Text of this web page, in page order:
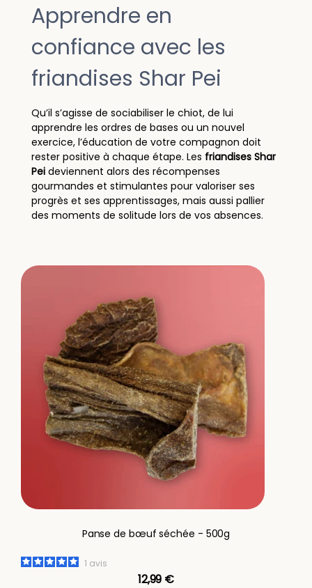
Apprendre en
confiance avec les
friandises Shar Pei
Qu’il s’agisse de sociabiliser le chiot, de lui
apprendre les ordres de bases ou un nouvel
exercice, l’éducation de votre compagnon doit
rester positive à chaque étape. Les friandises Shar
Pei deviennent alors des récompenses
gourmandes et stimulantes pour valoriser ses
progrès et ses apprentissages, mais aussi pallier
des moments de solitude lors de vos absences.
Panse de bœuf séchée - 500g
1 avis
12,99 €